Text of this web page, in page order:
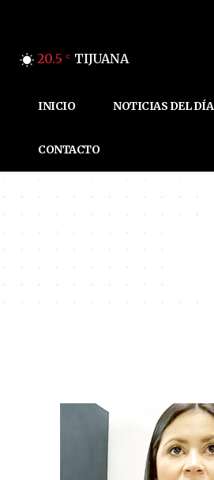
20.5 C TIJUANA
INICIO NOTICIAS DEL DÍA
CONTACTO